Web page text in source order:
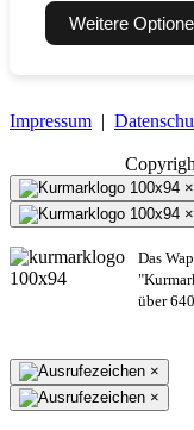
Weitere
Impressum |
×
×
Das
über
×
×